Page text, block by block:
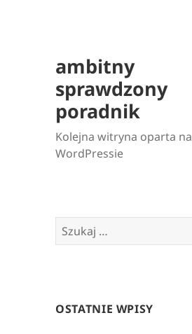
ambitny
sprawdzony
poradnik
Kolejna witryna oparta na
WordPressie
Szukaj:
OSTATNIE WPISY